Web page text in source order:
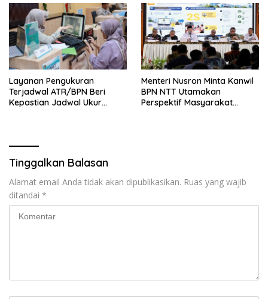
Layanan Pengukuran
Terjadwal ATR/BPN Beri
Kepastian Jadwal Ukur
Menteri Nusron Minta Kanwil
BPN NTT Utamakan
Perspektif Masyarakat
Tinggalkan Balasan
Alamat email Anda tidak akan dipublikasikan. Ruas yang wajib
ditandai *